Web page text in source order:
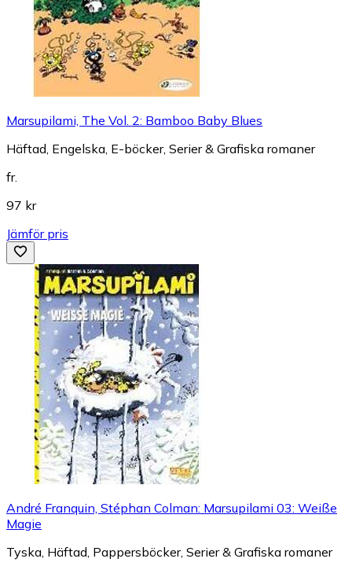
Marsupilami, The Vol. 2: Bamboo Baby Blues
Häftad, Engelska, E-böcker, Serier & Grafiska romaner
fr.
97 kr
Jämför pris
André Franquin, Stéphan Colman: Marsupilami 03: Weiße
Magie
Tyska, Häftad, Pappersböcker, Serier & Grafiska romaner